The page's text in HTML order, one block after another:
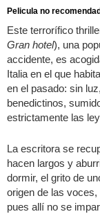
Pelicula no
Este terrorífico
Gran hotel), una
accidente, es
Italia en el que
en el pasado: sin
benedictinos,
estrictamente las
La escritora se
hacen largos y
dormir, el grito de
origen de las
pues allí no se